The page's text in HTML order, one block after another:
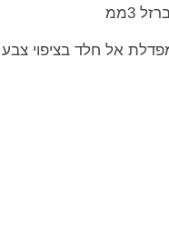
אל חלד בציפוי צבע